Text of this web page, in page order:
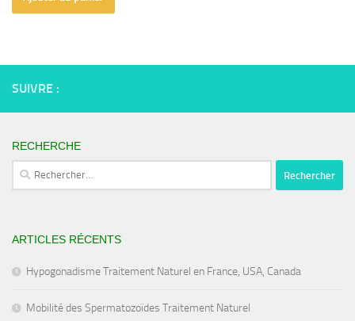
SUIVRE :
RECHERCHE
Rechercher :
ARTICLES RÉCENTS
Hypogonadisme Traitement Naturel en France, USA, Canada
Mobilité des Spermatozoïdes Traitement Naturel